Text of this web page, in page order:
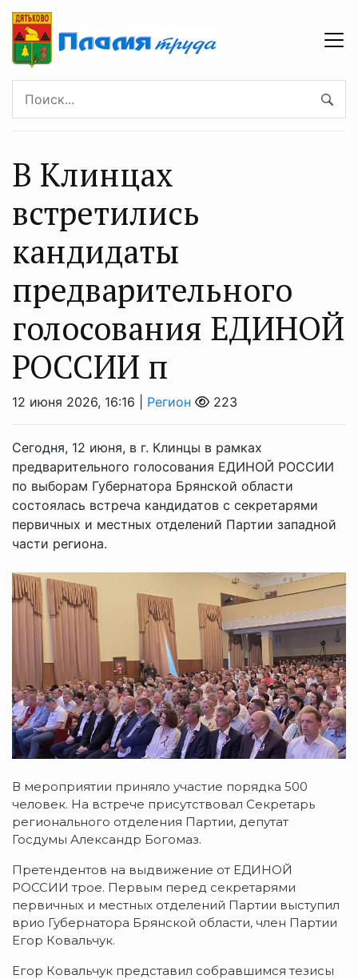
В Клинцах
встретились
кандидаты
предварительного
голосования ЕДИНОЙ
РОССИИ п
12 июня 2026, 16:16 | Регион 223
Сегодня, 12 июня, в г. Клинцы в рамках
предварительного голосования ЕДИНОЙ РОССИИ
по выборам Губернатора Брянской области
состоялась встреча кандидатов с секретарями
первичных и местных отделений Партии западной
части региона.
В мероприятии приняло участие порядка 500
человек. На встрече присутствовал Секретарь
регионального отделения Партии, депутат
Госдумы Александр Богомаз.
Претендентов на выдвижение от ЕДИНОЙ
РОССИИ трое. Первым перед секретарями
первичных и местных отделений Партии выступил
врио Губернатора Брянской области, член Партии
Егор Ковальчук.
Егор Ковальчук представил собравшимся тезисы